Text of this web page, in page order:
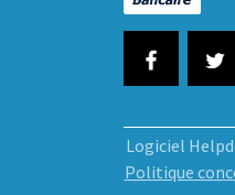
Logiciel
Politique